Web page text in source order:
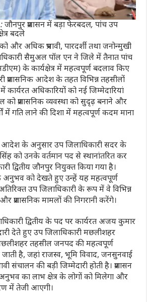
प्रशासन में बड़ा फेरबदल, पांच उप
बदले
और अधिक प्रभावी, पारदर्शी तथा जनोन्मुखी
सैमुअल पॉल एन ने जिले में तैनात पांच
के कार्यक्षेत्र में महत्वपूर्ण बदलाव किए
प्रशासनिक आदेश के तहत विभिन्न तहसीलों
कार्यरत अधिकारियों को नई जिम्मेदारियां
को प्रशासनिक व्यवस्था को सुदृढ़ बनाने और
में गति लाने की दिशा में महत्वपूर्ण कदम माना
आदेश के अनुसार उप जिलाधिकारी सदर के
को उनके वर्तमान पद से स्थानांतरित कर
द्वितीय जौनपुर नियुक्त किया गया है।
अनुभव को देखते हुए उन्हें यह महत्वपूर्ण
उप जिलाधिकारी के रूप में वे विभिन्न
प्रशासनिक मामलों की निगरानी करेंगे।
द्वितीय के पद पर कार्यरत अजय कुमार
देते हुए उप जिलाधिकारी मछलीशहर
तहसील जनपद की महत्वपूर्ण
है, जहां राजस्व, भूमि विवाद, जनसुनवाई
संचालन की बड़ी जिम्मेदारी होती है। प्रशासन
का लाभ क्षेत्र के लोगों को मिलेगा और
में तेजी आएगी।